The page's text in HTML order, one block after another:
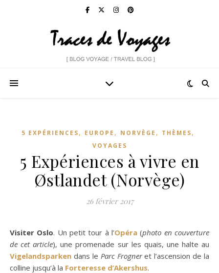
5 EXPÉRIENCES, EUROPE , NORVÈGE , THÈMES,
VOYAGES
5 Expériences à vivre en
Østlandet (Norvège)
26 février 2017
Visiter Oslo. Un petit tour à l’Opéra (photo en couverture
de cet article), une promenade sur les quais, une halte au
Vigelandsparken dans le Parc Frogneret l’ascension de la
colline jusqu’à la Forteresse d’Akershus.